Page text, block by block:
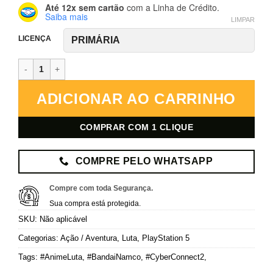
Até 12x sem cartão com a Linha de Crédito.
Saiba mais
LICENÇA
LIMPAR
Naruto Shippuden: Ultimate Ninja Storm 4 – PlayStation 5 – Mídia
ADICIONAR AO CARRINHO
COMPRAR COM 1 CLIQUE
COMPRE PELO WHATSAPP
Compre com toda Segurança.
Sua compra está protegida.
SKU: Não aplicável
Categorias: Ação / Aventura, Luta, PlayStation 5
Tags: #AnimeLuta, #BandaiNamco, #CyberConnect2,